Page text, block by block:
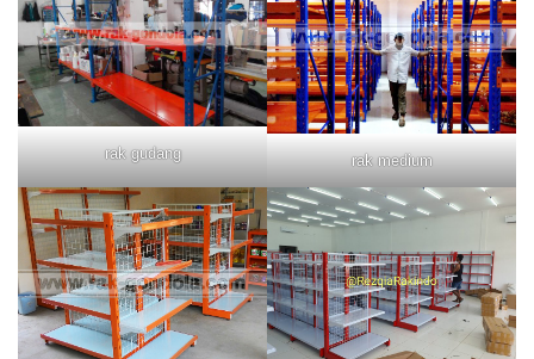
rak gudang rak medium